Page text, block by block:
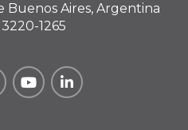
Buenos Aires, Argentina
3220-1265